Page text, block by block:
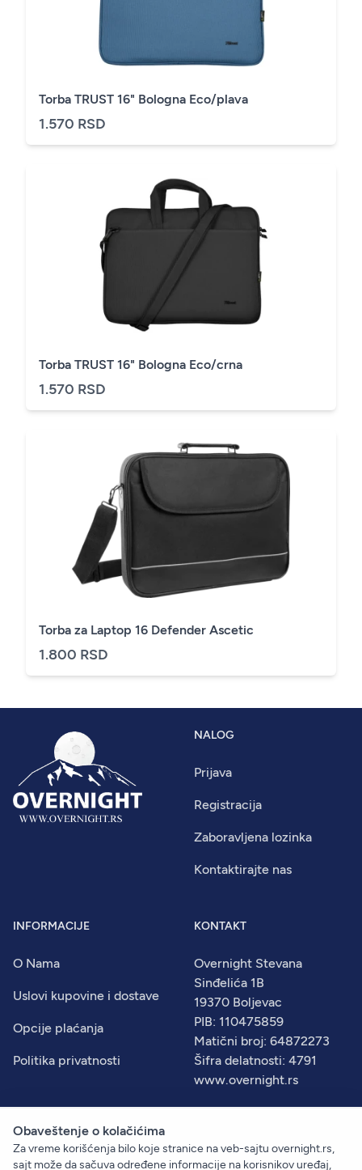
Torba TRUST 16" Bologna Eco/plava
1.570 RSD
Torba TRUST 16" Bologna Eco/crna
1.570 RSD
Torba za Laptop 16 Defender Ascetic
1.800 RSD
NALOG
Prijava
Registracija
Zaboravljena lozinka
Kontaktirajte nas
INFORMACIJE
O Nama
Uslovi kupovine i dostave
Opcije plaćanja
Politika privatnosti
KONTAKT
Overnight Stevana
Sinđelića 1B
19370 Boljevac
PIB: 110475859
Matični broj: 64872273
Šifra delatnosti: 4791
www.overnight.rs
© 2026Overnight. Sva prava zadržana.
Obaveštenje o kolačićima
Za vreme korišćenja bilo koje stranice na veb-sajtu overnight.rs,
sajt može da sačuva određene informacije na korisnikov uređaj,